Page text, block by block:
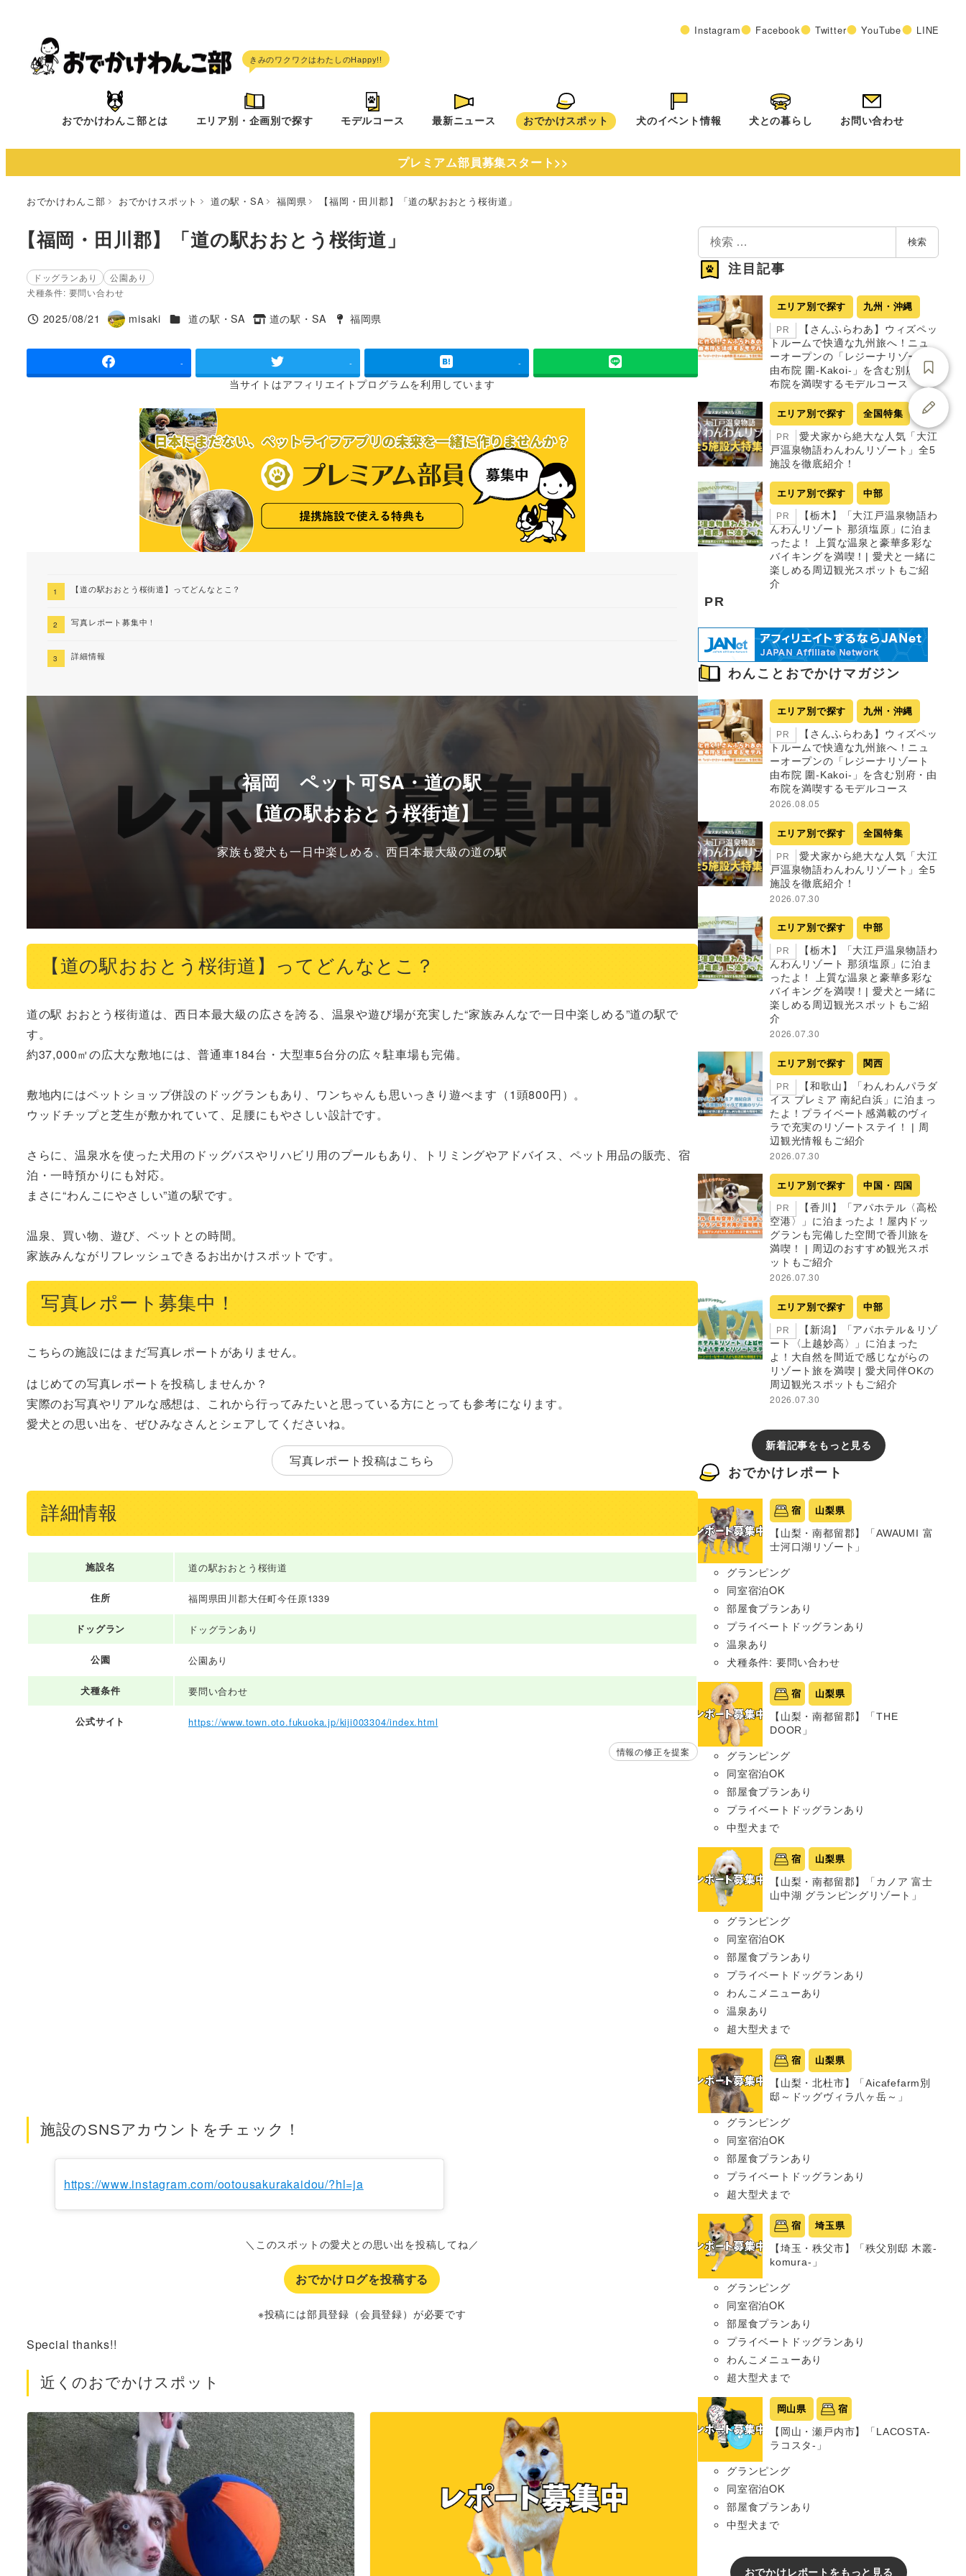
へ
Instagram Facebook Twitter YouTube LINE
おでかけわんこ部とは エリア別・企画別で探す モデルコース 最新ニュース おでかけスポット 犬のイベント情報 犬との暮らし お問い合わせ
プレミアム部員募集スタート>>
おでかけわんこ部 おでかけスポット 道の駅・SA 福岡県 【福岡・田川郡】「道の駅おおとう桜街道」
【福岡・田川郡】「道の駅おおとう桜街道」
ドッグランあり
公園あり
犬種条件: 要問い合わせ
投稿日
2025/08/21
著
misaki 施設ジャンル
道の駅・SA
タグ
道の駅・SA
タグ
福岡県
- - -
当サイトはアフィリエイトプログラムを利用しています
【道の駅おおとう桜街道】ってどんなとこ？
写真レポート募集中！
詳細情報
福岡 ペット可SA・道の駅
【道の駅おおとう桜街道】
家族も愛犬も一日中楽しめる、西日本最大級の道の駅
【道の駅おおとう桜街道】ってどんなとこ？
道の駅 おおとう桜街道は、西日本最大級の広さを誇る、温泉や遊び場が充実した“家族みんなで一日中楽しめる”道の駅で
す。
約37,000㎡の広大な敷地には、普通車184台・大型車5台分の広々駐車場も完備。
敷地内にはペットショップ併設のドッグランもあり、ワンちゃんも思いっきり遊べます（1頭800円）。
ウッドチップと芝生が敷かれていて、足腰にもやさしい設計です。
さらに、温泉水を使った犬用のドッグバスやリハビリ用のプールもあり、トリミングやアドバイス、ペット用品の販売、宿
泊・一時預かりにも対応。
まさに“わんこにやさしい”道の駅です。
温泉、買い物、遊び、ペットとの時間。
家族みんながリフレッシュできるお出かけスポットです。
写真レポート募集中！
こちらの施設にはまだ写真レポートがありません。
はじめての写真レポートを投稿しませんか？
実際のお写真やリアルな感想は、これから行ってみたいと思っている方にとっても参考になります。
愛犬との思い出を、ぜひみなさんとシェアしてくださいね。
写真レポート投稿はこちら
詳細情報
施設名 道の駅おおとう桜街道
住所 福岡県田川郡大任町今任原1339
ドッグラン ドッグランあり
公園 公園あり
犬種条件 要問い合わせ
公式サイト https://www.town.oto.fukuoka.jp/kiji003304/index.html
情報の修正を提案
施設のSNSアカウントをチェック！
https://www.instagram.com/ootousakurakaidou/?hl=ja
＼このスポットの愛犬との思い出を投稿してね／
おでかけログを投稿する
※投稿には部員登録（会員登録）が必要です
Special thanks!!
近くのおでかけスポット
検
索
検索
注目記事
エリア別で探す 九州・沖縄
PR
【さんふらわあ】ウィズペッ
トルームで快適な九州旅へ！ニュ
ーオープンの「レジーナリゾート
由布院 圍-Kakoi-」を含む別府・由
布院を満喫するモデルコース
エリア別で探す 全国特集
PR
愛犬家から絶大な人気「大江
戸温泉物語わんわんリゾート」全5
施設を徹底紹介！
エリア別で探す 中部
PR
【栃木】「大江戸温泉物語わ
んわんリゾート 那須塩原」に泊ま
ったよ！ 上質な温泉と豪華多彩な
バイキングを満喫！| 愛犬と一緒に
楽しめる周辺観光スポットもご紹
介
PR
わんことおでかけマガジン
エリア別で探す 九州・沖縄
PR
【さんふらわあ】ウィズペッ
トルームで快適な九州旅へ！ニュ
ーオープンの「レジーナリゾート
由布院 圍-Kakoi-」を含む別府・由
布院を満喫するモデルコース
2026.08.05
エリア別で探す 全国特集
PR
愛犬家から絶大な人気「大江
戸温泉物語わんわんリゾート」全5
施設を徹底紹介！
2026.07.30
エリア別で探す 中部
PR
【栃木】「大江戸温泉物語わ
んわんリゾート 那須塩原」に泊ま
ったよ！ 上質な温泉と豪華多彩な
バイキングを満喫！| 愛犬と一緒に
楽しめる周辺観光スポットもご紹
介
2026.07.30
エリア別で探す 関西
PR
【和歌山】「わんわんパラダ
イス プレミア 南紀白浜」に泊まっ
たよ！プライベート感満載のヴィ
ラで充実のリゾートステイ！ | 周
辺観光情報もご紹介
2026.07.30
エリア別で探す 中国・四国
PR
【香川】「アパホテル〈高松
空港〉」に泊まったよ！屋内ドッ
グランも完備した空間で香川旅を
満喫！ | 周辺のおすすめ観光スポ
ットもご紹介
2026.07.30
エリア別で探す 中部
PR
【新潟】「アパホテル＆リゾ
ート〈上越妙高〉」に泊まった
よ！大自然を間近で感じながらの
リゾート旅を満喫 | 愛犬同伴OKの
周辺観光スポットもご紹介
2026.07.30
新着記事をもっと見る
おでかけレポート
宿 山梨県
【山梨・南都留郡】「AWAUMI 富
士河口湖リゾート」
グランピング
同室宿泊OK
部屋食プランあり
プライベートドッグランあり
温泉あり
犬種条件: 要問い合わせ
宿 山梨県
【山梨・南都留郡】「THE
DOOR」
グランピング
同室宿泊OK
部屋食プランあり
プライベートドッグランあり
中型犬まで
宿 山梨県
【山梨・南都留郡】「カノア 富士
山中湖 グランピングリゾート」
グランピング
同室宿泊OK
部屋食プランあり
プライベートドッグランあり
わんこメニューあり
温泉あり
超大型犬まで
宿 山梨県
【山梨・北杜市】「Aicafefarm別
邸～ドッグヴィラ八ヶ岳～」
グランピング
同室宿泊OK
部屋食プランあり
プライベートドッグランあり
超大型犬まで
宿 埼玉県
【埼玉・秩父市】「秩父別邸 木叢-
komura-」
グランピング
同室宿泊OK
部屋食プランあり
プライベートドッグランあり
わんこメニューあり
超大型犬まで
岡山県 宿
【岡山・瀬戸内市】「LACOSTA-
ラコスタ-」
グランピング
同室宿泊OK
部屋食プランあり
中型犬まで
おでかけレポートをもっと見る